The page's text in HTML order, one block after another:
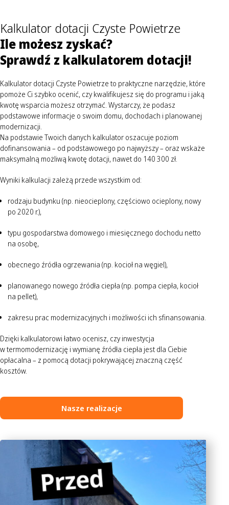
Kalkulator dotacji Czyste Powietrze
Ile możesz zyskać?
Sprawdź z kalkulatorem dotacji!
Kalkulator dotacji Czyste Powietrze to praktyczne narzędzie, które
pomoże Ci szybko ocenić, czy kwalifikujesz się do programu i jaką
kwotę wsparcia możesz otrzymać. Wystarczy, że podasz
podstawowe informacje o swoim domu, dochodach i planowanej
modernizacji.
Na podstawie Twoich danych kalkulator oszacuje poziom
dofinansowania – od podstawowego po najwyższy – oraz wskaże
maksymalną możliwą kwotę dotacji, nawet do 140 300 zł.
Wyniki kalkulacji zależą przede wszystkim od:
rodzaju budynku (np. nieocieplony, częściowo ocieplony, nowy
po 2020 r.),
typu gospodarstwa domowego i miesięcznego dochodu netto
na osobę,
obecnego źródła ogrzewania (np. kocioł na węgiel),
planowanego nowego źródła ciepła (np. pompa ciepła, kocioł
na pellet),
zakresu prac modernizacyjnych i możliwości ich sfinansowania.
Dzięki kalkulatorowi łatwo ocenisz, czy inwestycja
w termomodernizację i wymianę źródła ciepła jest dla Ciebie
opłacalna – z pomocą dotacji pokrywającej znaczną część
kosztów.
Nasze realizacje